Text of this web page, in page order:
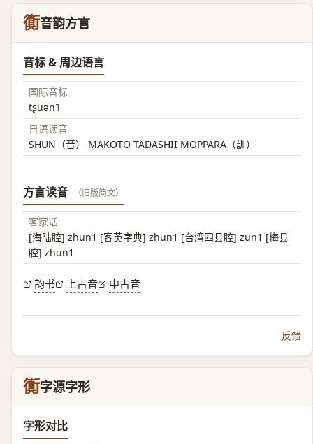
衠音韵方言
音标 & 周边语言
国际音标
tʂuən˥
日语读音
SHUN（音） MAKOTO TADASHII MOPPARA（訓）
方言读音 （旧版简文）
客家话
[海陆腔] zhun1 [客英字典] zhun1 [台湾四县腔] zun1 [梅县
腔] zhun1
韵书 上古音 中古音
反馈
衠字源字形
字形对比